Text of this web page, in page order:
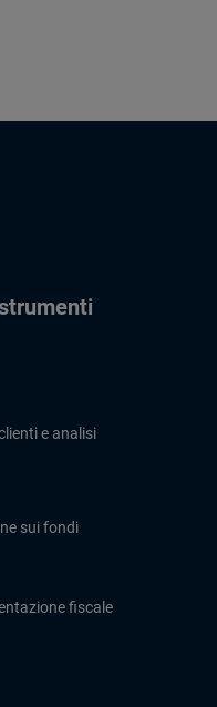
e analisi
sui fondi
fiscale